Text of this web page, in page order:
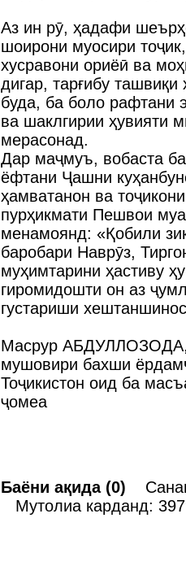
Аз ин рӯ, ҳадафи
шоирони муосири
хусравони ориёӣ ва
дигар, тарғибу
буда, ба боло рафтани
ва шаклгирии ҳувияти
мерасонад.
Дар маҷмуъ, вобаста
ёфтани Ҷашни
ҳамватанон ва
пурҳикмати Пешвои
менамоянд: «Қобили
баробари Наврӯз,
муҳимтарини ҳастиву
гиромидошти он аз
густариши
Масрур
мушовири бахши
Тоҷикистон оид ба
ҷомеа
Баёни ақида (0)
Мутолиа карданд: